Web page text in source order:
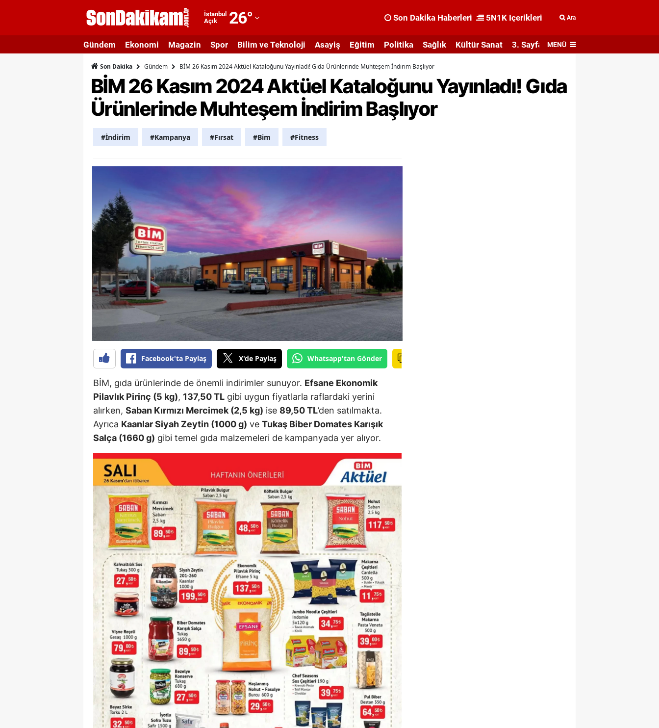
İstanbul
Açık
26°
Adıyaman
Afyonkarahisar
Ağrı
Amasya
Ankara
Aydın
Balıkesir
Bilecik
Bingöl
Bitlis
Bolu
Burdur
Çanakkale
Çankırı
Çorum
Denizli
Diyarbakır
Edirne
Elazığ
Erzincan
Erzurum
Eskişehir
Gaziantep
Giresun
Gümüşhane
Hakkari
Hatay
Isparta
Mersin
İstanbul
İzmir
Son Dakika Haberleri 5N1K İçerikleri Ara
Gündem Ekonomi Magazin Spor Bilim ve Teknoloji Asayiş Eğitim Politika Sağlık Kültür Sanat 3. Sayfa MENÜ
Son Dakika Gündem BİM 26 Kasım 2024 Aktüel Kataloğunu Yayınladı! Gıda Ürünlerinde Muhteşem İndirim Başlıyor
BİM 26 Kasım 2024 Aktüel Kataloğunu Yayınladı! Gıda
Ürünlerinde Muhteşem İndirim Başlıyor
#İndirim #Kampanya #Fırsat #Bim #Fitness
Facebook'ta Paylaş X'de Paylaş Whatsapp'tan Gönder
BİM, gıda ürünlerinde de önemli indirimler sunuyor. Efsane Ekonomik
Pilavlık Pirinç (5 kg), 137,50 TL gibi uygun fiyatlarla raflardaki yerini
alırken, Saban Kırmızı Mercimek (2,5 kg) ise 89,50 TL’den satılmakta.
Ayrıca Kaanlar Siyah Zeytin (1000 g) ve Tukaş Biber Domates Karışık
Salça (1660 g) gibi temel gıda malzemeleri de kampanyada yer alıyor.